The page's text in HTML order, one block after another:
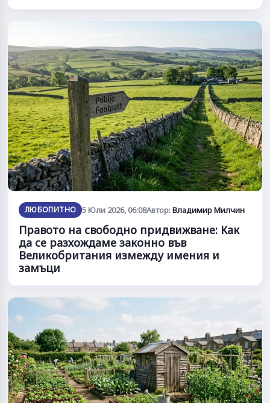
ЛЮБОПИТНО 5 Юли 2026, 06:08Автор:Владимир Милчин
Правото на свободно придвижване: Как
да се разхождаме законно във
Великобритания измежду имения и
замъци